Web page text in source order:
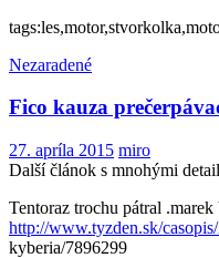
Nezaradené
Fico kauza
27. apríla 2015 miro
Další článok s mnohými
Tentoraz trochu pátral .marek
http://www.tyzden.sk/
kyberia/7896299